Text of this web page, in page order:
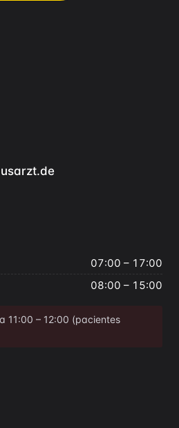
07:00 – 17:00
08:00 – 15:00
11:00 – 12:00 (pacientes